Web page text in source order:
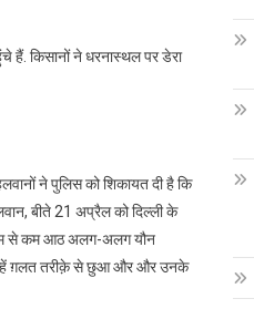
हैं. किसानों ने धरनास्थल पर डेरा
ने पुलिस को शिकायत दी है कि
बीते 21 अप्रैल को दिल्ली के
कम से कम आठ अलग-अलग यौन
उन्हें ग़लत तरीक़े से छुआ और और उनके